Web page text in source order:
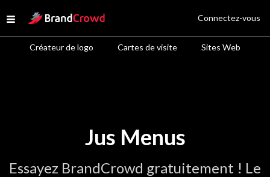
Open menu
Site Logo
Créateur de logo Cartes de visite Sites Web
Connectez-vous
Jus Menus
Essayez BrandCrowd gratuitement ! Le